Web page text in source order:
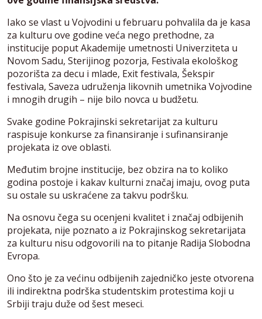
Iako se vlast u Vojvodini u februaru pohvalila da je kasa
za kulturu ove godine veća nego prethodne, za
institucije poput Akademije umetnosti Univerziteta u
Novom Sadu, Sterijinog pozorja, Festivala ekološkog
pozorišta za decu i mlade, Exit festivala, Šekspir
festivala, Saveza udruženja likovnih umetnika Vojvodine
i mnogih drugih – nije bilo novca u budžetu.
Svake godine Pokrajinski sekretarijat za kulturu
raspisuje konkurse za finansiranje i sufinansiranje
projekata iz ove oblasti.
Međutim brojne institucije, bez obzira na to koliko
godina postoje i kakav kulturni značaj imaju, ovog puta
su ostale su uskraćene za takvu podršku.
Na osnovu čega su ocenjeni kvalitet i značaj odbijenih
projekata, nije poznato a iz Pokrajinskog sekretarijata
za kulturu nisu odgovorili na to pitanje Radija Slobodna
Evropa.
Ono što je za većinu odbijenih zajedničko jeste otvorena
ili indirektna podrška studentskim protestima koji u
Srbiji traju duže od šest meseci.